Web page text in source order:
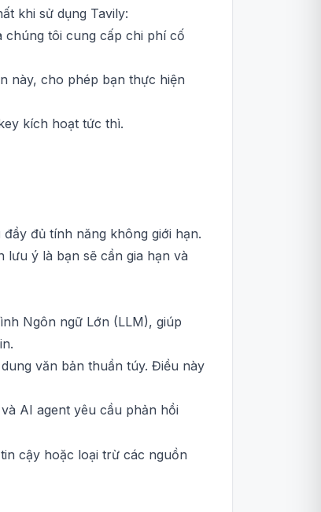
khi sử dụng Tavily:
chúng tôi cung cấp chi phí cố
này, cho phép bạn thực hiện
kích hoạt tức thì.
đủ tính năng không giới hạn.
ý là bạn sẽ cần gia hạn và
Ngôn ngữ Lớn (LLM), giúp
văn bản thuần túy. Điều này
AI agent yêu cầu phản hồi
cậy hoặc loại trừ các nguồn